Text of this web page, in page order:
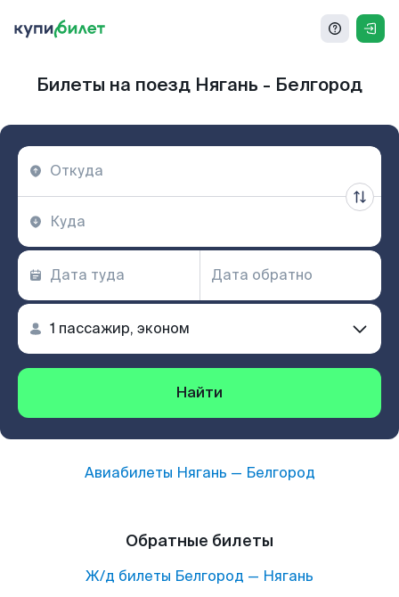
Билеты на поезд Нягань - Белгород
Найти
Авиабилеты Нягань — Белгород
Обратные билеты
Ж/д билеты Белгород — Нягань